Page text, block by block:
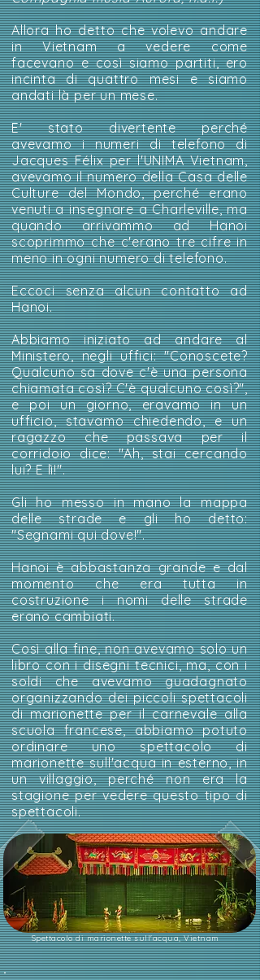
Allora ho detto che volevo andare
in Vietnam a vedere come
facevano e così siamo partiti, ero
incinta di quattro mesi e siamo
andati là per un mese.
E' stato divertente perché
avevamo i numeri di telefono di
Jacques Félix per l'UNIMA Vietnam,
avevamo il numero della Casa delle
Culture del Mondo, perché erano
venuti a insegnare a Charleville, ma
quando arrivammo ad Hanoi
scoprimmo che c'erano tre cifre in
meno in ogni numero di telefono.
Eccoci senza alcun contatto ad
Hanoi.
Abbiamo iniziato ad andare al
Ministero, negli uffici: "Conoscete?
Qualcuno sa dove c'è una persona
chiamata così? C'è qualcuno così?",
e poi un giorno, eravamo in un
ufficio, stavamo chiedendo, e un
ragazzo che passava per il
corridoio dice: "Ah, stai cercando
lui? E lì!".
Gli ho messo in mano la mappa
delle strade e gli ho detto:
"Segnami qui dove!".
Hanoi è abbastanza grande e dal
momento che era tutta in
costruzione i nomi delle strade
erano cambiati.
Così alla fine, non avevamo solo un
libro con i disegni tecnici, ma, con i
soldi che avevamo guadagnato
organizzando dei piccoli spettacoli
di marionette per il carnevale alla
scuola francese, abbiamo potuto
ordinare uno spettacolo di
marionette sull'acqua in esterno, in
un villaggio, perché non era la
stagione per vedere questo tipo di
spettacoli.
Spettacolo di marionette sull'acqua, Vietnam